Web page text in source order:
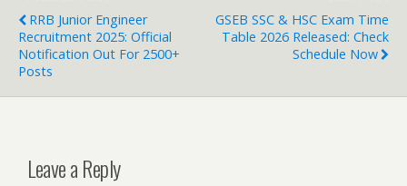
RRB Junior Engineer
Recruitment 2025: Official
Notification Out For 2500+
Posts
GSEB SSC & HSC Exam Time
Table 2026 Released: Check
Schedule Now
Leave a Reply